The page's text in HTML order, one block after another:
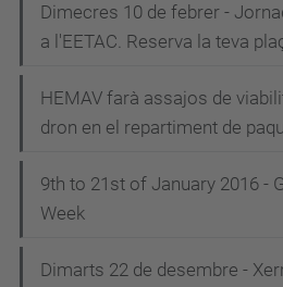
Dimecres 10 de febrer -
a l'EETAC. Reserva la teva
HEMAV farà assajos de
dron en el repartiment de
9th to 21st of January 2016 -
Week
Dimarts 22 de desembre -